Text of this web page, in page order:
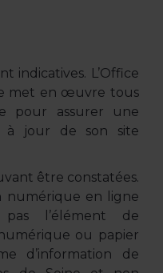
indicatives. L’Office
met en œuvre tous
pour assurer une
à jour de son site
être constatées.
numérique en ligne
pas l’élément de
ou papier
d’information de